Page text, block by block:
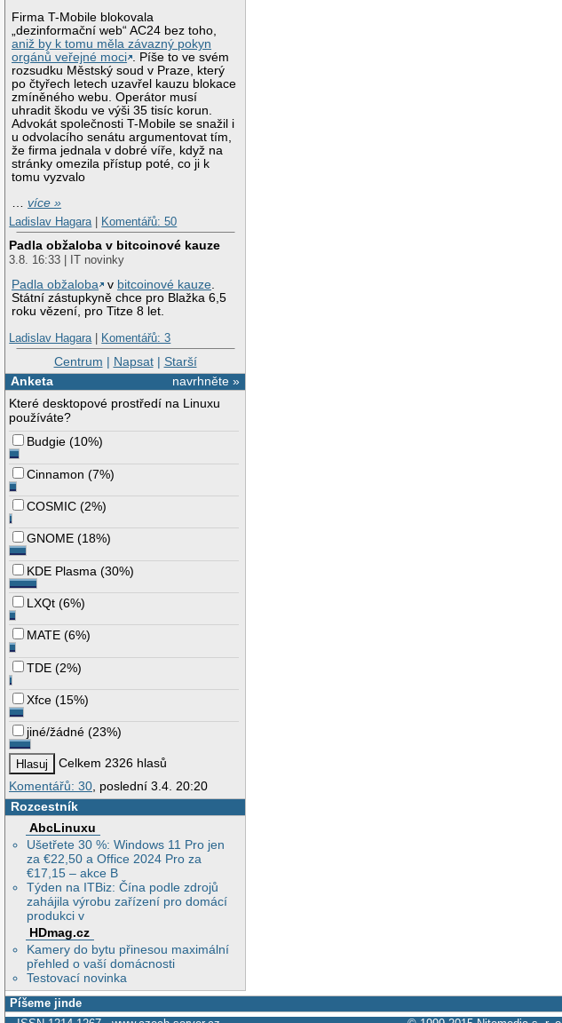
Firma T-Mobile blokovala
„dezinformační web“ AC24 bez toho,
aniž by k tomu měla závazný pokyn
orgánů veřejné moci
. Píše to ve svém
rozsudku Městský soud v Praze, který
po čtyřech letech uzavřel kauzu blokace
zmíněného webu. Operátor musí
uhradit škodu ve výši 35 tisíc korun.
Advokát společnosti T-Mobile se snažil i
u odvolacího senátu argumentovat tím,
že firma jednala v dobré víře, když na
stránky omezila přístup poté, co ji k
tomu vyzvalo
…více »
Ladislav Hagara| Komentářů: 50
Padla obžaloba v bitcoinové kauze
3.8. 16:33 | IT novinky
Padla obžaloba
v bitcoinové kauze.
Státní zástupkyně chce pro Blažka 6,5
roku vězení, pro Titze 8 let.
Ladislav Hagara| Komentářů: 3
Centrum | Napsat| Starší
navrhněte »
Anketa
Které desktopové prostředí na Linuxu
používáte?
Budgie (10%)
Cinnamon (7%)
COSMIC (2%)
GNOME (18%)
KDE Plasma (30%)
LXQt (6%)
MATE (6%)
TDE (2%)
Xfce (15%)
jiné/žádné (23%)
Celkem 2326 hlasů
Komentářů: 30 , poslední 3.4. 20:20
Rozcestník
AbcLinuxu
Ušetřete 30 %: Windows 11 Pro jen
za €22,50 a Office 2024 Pro za
€17,15 – akce B
Týden na ITBiz: Čína podle zdrojů
zahájila výrobu zařízení pro domácí
produkci v
HDmag.cz
Kamery do bytu přinesou maximální
přehled o vaší domácnosti
Testovací novinka
Píšeme jinde